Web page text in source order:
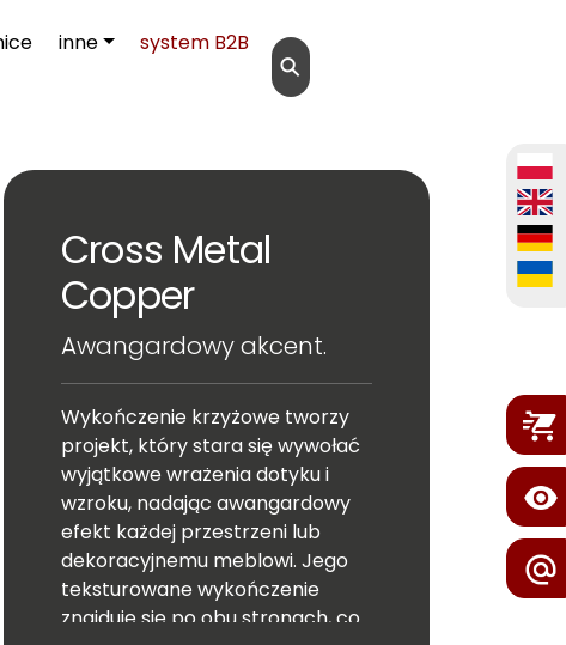
inne
system B2B
⚲
Cross Metal
Copper
Awangardowy akcent.
Wykończenie krzyżowe tworzy
projekt, który stara się wywołać
wyjątkowe wrażenia dotyku i
wzroku, nadając awangardowy
efekt każdej przestrzeni lub
dekoracyjnemu meblowi. Jego
teksturowane wykończenie
znajduje się po obu stronach, co